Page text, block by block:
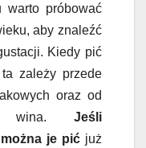
warto próbować
aby znaleźć
Kiedy pić
zależy przede
oraz od
wina. Jeśli
je pić już